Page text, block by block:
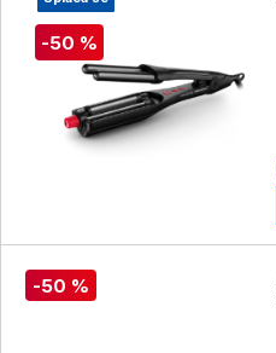
-50 %
-50 %